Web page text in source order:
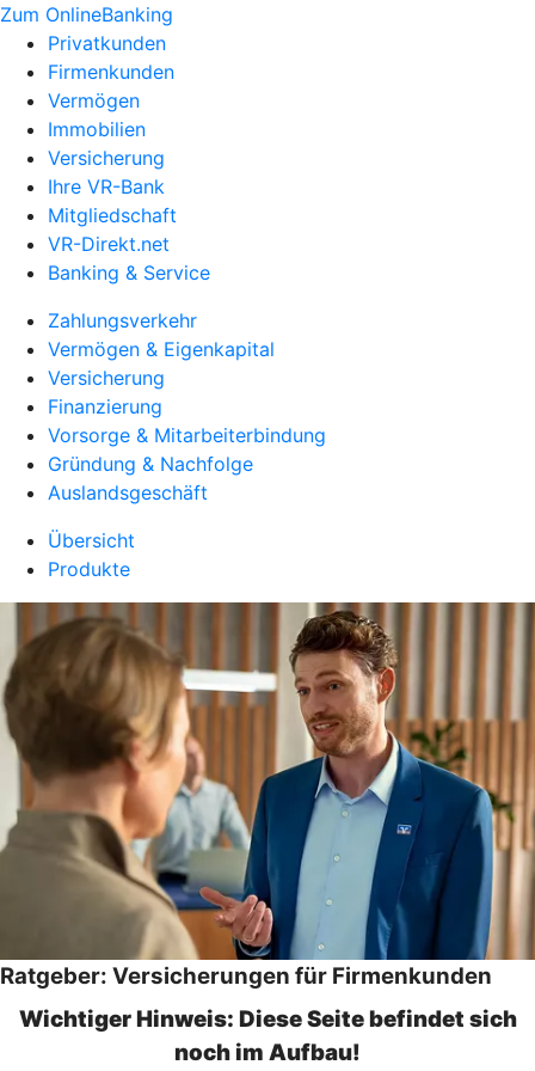
Zum OnlineBanking
Privatkunden
Firmenkunden
Vermögen
Immobilien
Versicherung
Ihre VR-Bank
Mitgliedschaft
VR-Direkt.net
Banking & Service
Zahlungsverkehr
Vermögen & Eigenkapital
Versicherung
Finanzierung
Vorsorge & Mitarbeiterbindung
Gründung & Nachfolge
Auslandsgeschäft
Übersicht
Produkte
Ratgeber: Versicherungen für Firmenkunden
Wichtiger Hinweis: Diese Seite befindet sich
noch im Aufbau!